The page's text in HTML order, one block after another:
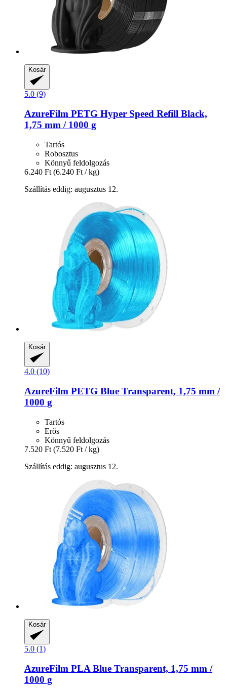
Kosár
5.0 (9)
AzureFilm PETG Hyper Speed Refill Black,
1,75 mm / 1000 g
Tartós
Robosztus
Könnyű feldolgozás
6.240 Ft (6.240 Ft / kg)
Szállítás eddig: augusztus 12.
Kosár
4.0 (10)
AzureFilm PETG Blue Transparent, 1,75 mm /
1000 g
Tartós
Erős
Könnyű feldolgozás
7.520 Ft (7.520 Ft / kg)
Szállítás eddig: augusztus 12.
Kosár
5.0 (1)
AzureFilm PLA Blue Transparent, 1,75 mm /
1000 g